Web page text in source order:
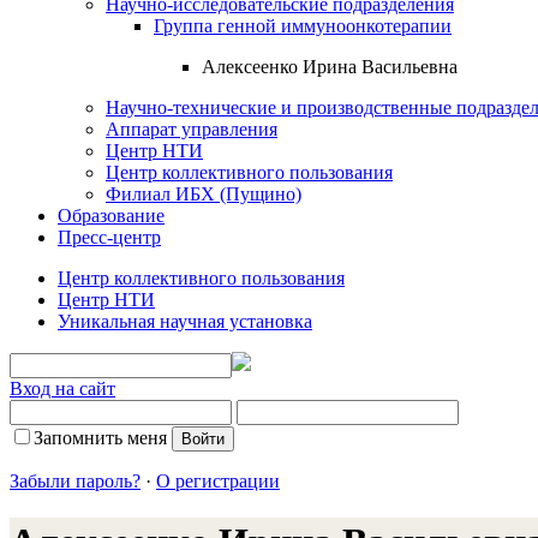
Группа генной иммуноонкотерапии
Алексеенко Ирина Васильевна
Научно-технические и производственные
Аппарат управления
Центр НТИ
Центр коллективного пользования
Филиал ИБХ (Пущино)
Образование
Пресс-центр
Центр коллективного пользования
Центр НТИ
Уникальная научная установка
Вход на сайт
Запомнить меня
Забыли пароль? · О регистрации